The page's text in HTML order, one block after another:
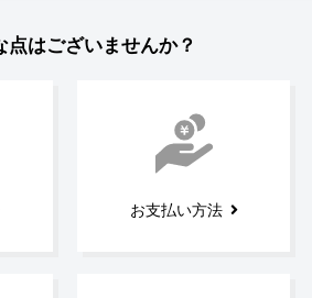
点はございませんか？
お支払い方法